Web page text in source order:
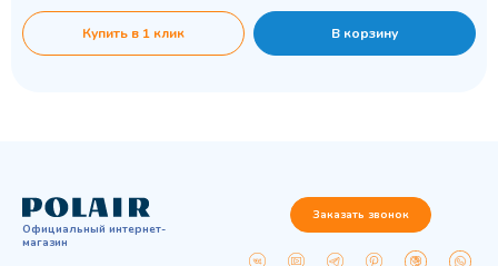
Купить в 1 клик В корзину
Официальный интернет-
магазин
Заказать звонок